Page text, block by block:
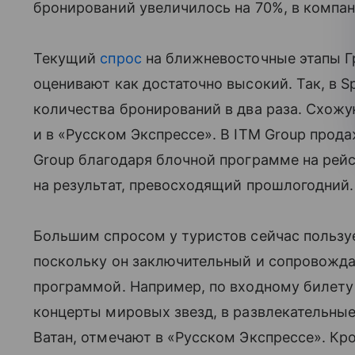
бронирований увеличилось на 70%, в
Текущий спрос на ближневосточные этапы
оценивают как достаточно высокий. Так, в
количества бронирований в два раза.
и в «Русском Экспрессе». В ITM Group
Group благодаря блочной программе на
на результат, превосходящий прошлогодний.
Большим спросом у туристов сейчас
поскольку он заключительный и
программой. Например, по входному
концерты мировых звезд, в
Ватан, отмечают в «Русском Экспрессе».